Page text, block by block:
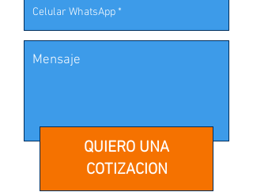
QUIERO UNA
COTIZACION